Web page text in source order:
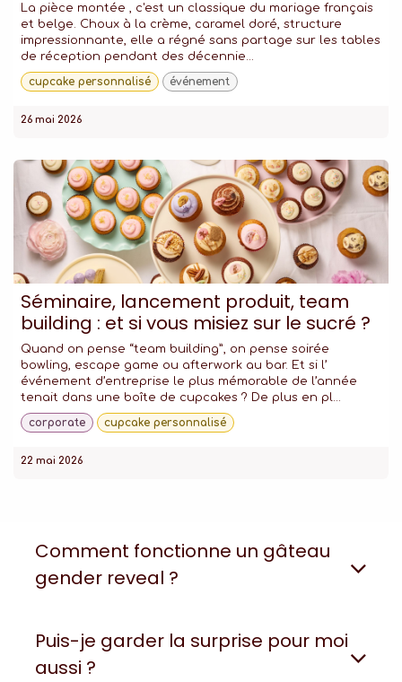
La pièce montée , c'est un classique du mariage français
et belge. Choux à la crème, caramel doré, structure
impressionnante, elle a régné sans partage sur les tables
de réception pendant des décennie...
cupcake personnalisé événement
26 mai 2026
Séminaire, lancement produit, team
building : et si vous misiez sur le sucré ?
Quand on pense “team building”, on pense soirée
bowling, escape game ou afterwork au bar. Et si l’
événement d’entreprise le plus mémorable de l’année
tenait dans une boîte de cupcakes ? De plus en pl...
corporate cupcake personnalisé
22 mai 2026
Comment fonctionne un gâteau
gender reveal ?
Puis-je garder la surprise pour moi
aussi ?